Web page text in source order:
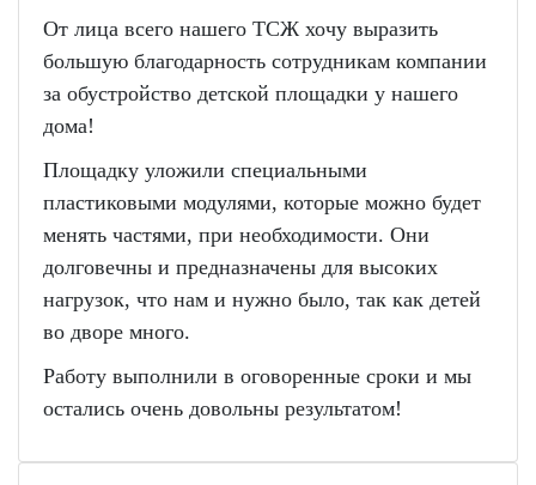
От лица всего нашего ТСЖ хочу выразить
большую благодарность сотрудникам компании
за обустройство детской площадки у нашего
дома!
Площадку уложили специальными
пластиковыми модулями, которые можно будет
менять частями, при необходимости. Они
долговечны и предназначены для высоких
нагрузок, что нам и нужно было, так как детей
во дворе много.
Работу выполнили в оговоренные сроки и мы
остались очень довольны результатом!